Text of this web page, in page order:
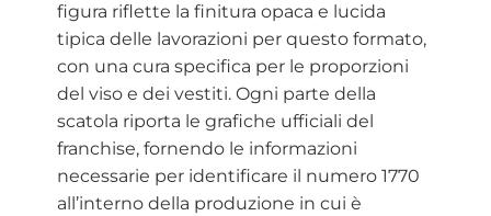
figura riflette la finitura opaca e lucida
tipica delle lavorazioni per questo formato,
con una cura specifica per le proporzioni
del viso e dei vestiti. Ogni parte della
scatola riporta le grafiche ufficiali del
franchise, fornendo le informazioni
necessarie per identificare il numero 1770
all’interno della produzione in cui è